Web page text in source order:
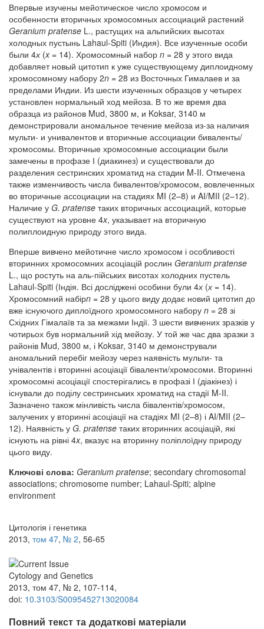
Впервые изучены мейотическое число хромосом и
особенности вторичных хромосомных ассоциаций растений
Geranium pratense L., растущих на альпийских высотах
холодных пустынь Lahaul-Spiti (Индия). Все изученные особи
были 4х (x = 14). Хромосомный набор n = 28 у этого вида
добавляет новый цитотип к уже существующему диплоидному
хромосомному набору 2n = 28 из Восточных Гималаев и за
пределами Индии. Из шести изученных образцов у четырех
установлен нормальный ход мейоза. В то же время два
образца из районов Mud, 3800 м, и Koksar, 3140 м
демонстрировали аномальное течение мейоза из-за наличия
мульти- и унивалентов и вторичные ассоциации биваленты/
хромосомы. Вторичные хромосомные ассоциации были
замечены в профазе І (диакинез) и существовали до
разделения сестринских хроматид на стадии M-II. Отмечена
также изменчивость числа бивалентов/хромосом, вовлеченных
во вторичные ассоциации на стадиях M­I (2–8) и A­I/M­II (2–12).
Наличие у G. pratense таких вторичных ассоциаций, которые
существуют на уровне 4x, указывает на вторичную
полиплоидную природу этого вида.
Вперше вивчено мейотичне число хромосом і особливості
вторинних хромосомних асоціацій рослин Geranium pratense
L., що ростуть на аль-пійських висотах холодних пустель
Lahaul-Spiti (Індія. Всі досліджені особини були 4х (х = 14).
Хромосомний набірn = 28 у цього виду додає новий цитотип до
вже існуючого диплоїдного хромосомного набору n = 28 зі
Східних Гімалаїв та за межами Індії. З шести вивчених зразків у
чотирьох був нормальний хід мейозу. У той же час два зразки з
районів Mud, 3800 м, і Koksar, 3140 м демонстрували
аномальний перебіг мейозу через наявність мульти- та
унівалентів і вторинні асоціації біваленти/хромосоми. Вторинні
хромосомні асоціації спостерігались в профазі І (діакінез) і
існували до поділу сестринських хроматид на стадії M-II.
Зазначено також мінливість числа бівалентів/хромосом,
залучених у вторинні асоціації на стадіях M­I (2–8) і A­I/M­II (2–
12). Наявність у G. pratense таких вторинних асоціацій, які
існують на рівні 4x, вказує на вторинну поліплоїдну природу
цього виду.
Ключові слова: Geranium pratense; secondary chromosomal
associations; chromosome number; Lahaul-Spiti; alpine
environment
Цитологія і генетика
2013, том 47, № 2, 56-65
Cytology and Genetics
2013, том 47, № 2, 107-114,
doi: 10.3103/S0095452713020084
Повний текст та додаткові матеріали